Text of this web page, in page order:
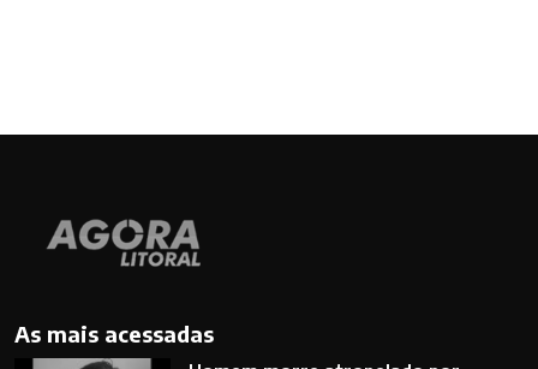
As mais acessadas